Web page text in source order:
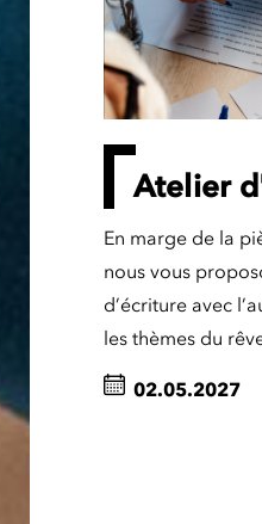
Atelier
En marge de la
nous vous
d’écriture avec
les thèmes du
02.05.2027